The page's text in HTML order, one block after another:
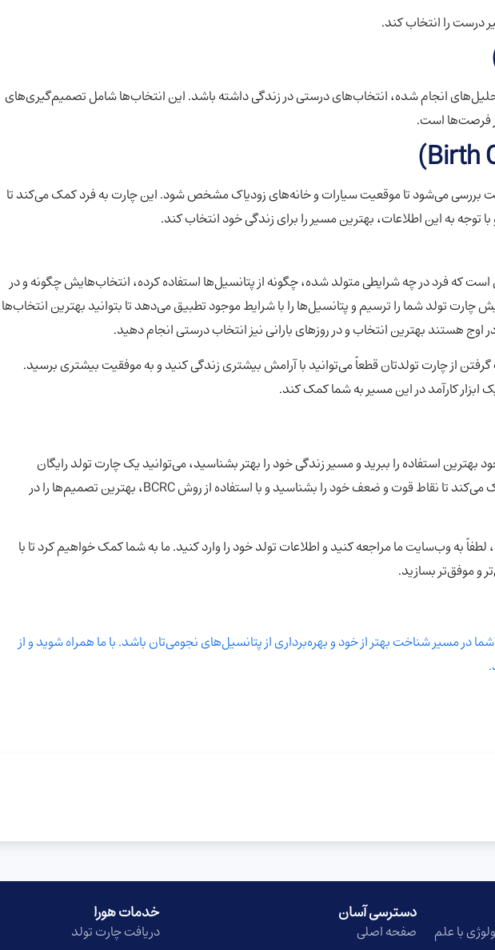
درست را انتخاب کند.
تحلیل‌های انجام شده، انتخاب‌های درستی در زندگی داشته باشد. این انتخاب‌ها شامل تصمیم‌گیری‌های
فرصت‌ها است.
بررسی می‌شود تا موقعیت سیارات و خانه‌های زودیاک مشخص شود. این چارت به فرد کمک می‌کند تا
به این اطلاعات، بهترین مسیر را برای زندگی خود انتخاب کند.
که فرد در چه شرایطی متولد شده، چگونه از پتانسیل‌ها استفاده کرده، انتخاب‌هایش چگونه و در
تولد شما را ترسیم و پتانسیل‌ها را با شرایط موجود تطبیق می‌دهد تا بتوانید بهترین انتخاب‌ها
اوج هستند بهترین انتخاب و در روزهای بارانی نیز انتخاب درستی انجام دهید.
از چارت تولدتان قطعاً می‌توانید با آرامش بیشتری زندگی کنید و به موفقیت بیشتری برسید.
بهترین استفاده را ببرید و مسیر زندگی خود را بهتر بشناسید، می‌توانید یک چارت تولد رایگان
دریافت کنید. این چارت به شما کمک می‌کند تا نقاط قوت و ضعف خود را بشناسید و با استفاده از روش BCRC، بهترین تصمیم‌ها را در
لطفاً به وب‌سایت ما مراجعه کنید و اطلاعات تولد خود را وارد کنید. ما به شما کمک خواهیم کرد تا با
و موفق‌تر بسازید.
در مسیر شناخت بهتر از خود و بهره‌برداری از پتانسیل‌های نجومی‌تان باشد. با ما همراه شوید و از
با علم
دسترسی آسان
صفحه اصلی
خدمات هورا
دریافت چارت تولد